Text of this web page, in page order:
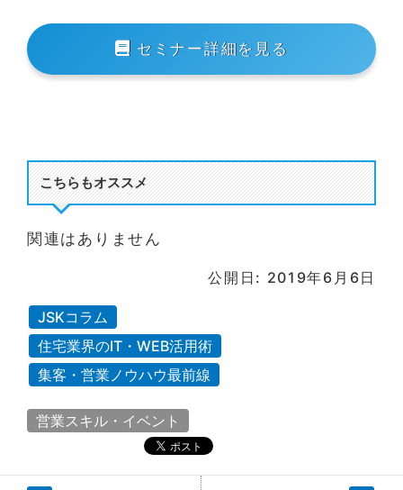
セミナー詳細を見る
こちらもオススメ
関連はありません
公開日: 2019年6月6日
JSKコラム
住宅業界のIT・WEB活用術
集客・営業ノウハウ最前線
営業スキル・イベント